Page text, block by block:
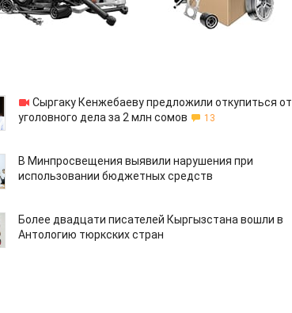
Сыргаку Кенжебаеву предложили откупиться от
уголовного дела за 2 млн сомов
13
В Минпросвещения выявили нарушения при
использовании бюджетных средств
Более двадцати писателей Кыргызстана вошли в
Антологию тюркских стран